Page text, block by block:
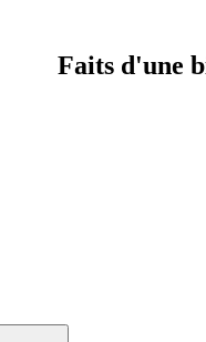
Faits d'une